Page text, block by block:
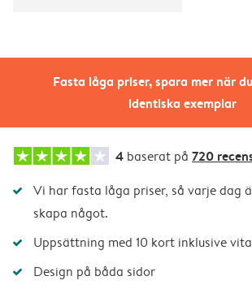
Fasta låga priser, spara mer när
identiska exemplar
4 baserat på 720
Vi har fasta låga priser, så varje dag
skapa något.
Uppsättning med 10 kort inklusive
Design på båda sidor